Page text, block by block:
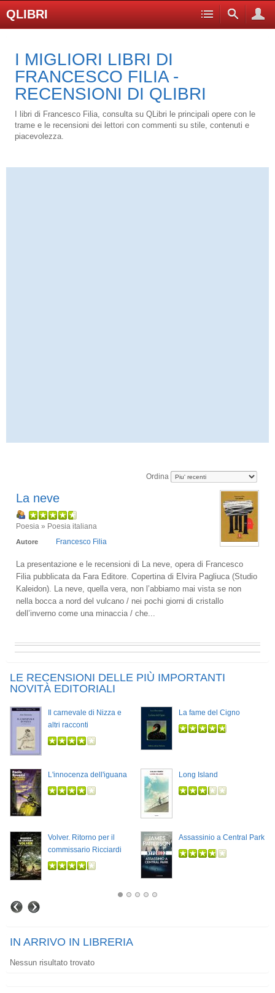
QLIBRI
I MIGLIORI LIBRI DI
FRANCESCO FILIA -
RECENSIONI DI QLIBRI
I libri di Francesco Filia, consulta su QLibri le principali opere con le
trame e le recensioni dei lettori con commenti su stile, contenuti e
piacevolezza.
Ordina
La neve
Poesia » Poesia italiana
Autore Francesco Filia
La presentazione e le recensioni di La neve, opera di Francesco
Filia pubblicata da Fara Editore. Copertina di Elvira Pagliuca (Studio
Kaleidon). La neve, quella vera, non l’abbiamo mai vista se non
nella bocca a nord del vulcano / nei pochi giorni di cristallo
dell’inverno come una minaccia / che...
LE RECENSIONI DELLE PIÙ IMPORTANTI
NOVITÀ EDITORIALI
Il carnevale di Nizza e
altri racconti
La fame del Cigno
L'innocenza dell'iguana Long Island
Volver. Ritorno per il
commissario Ricciardi
Assassinio a Central Park
IN ARRIVO IN LIBRERIA
Nessun risultato trovato